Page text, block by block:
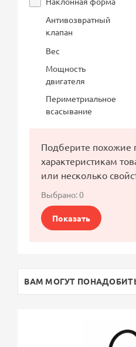
Антивозвратный
клапан
Вес
Мощность
двигателя
Периметриальное
всасывание
Подберите похожие
характеристикам
или несколько
Выбрано:0
Показать
ВАМ МОГУТ